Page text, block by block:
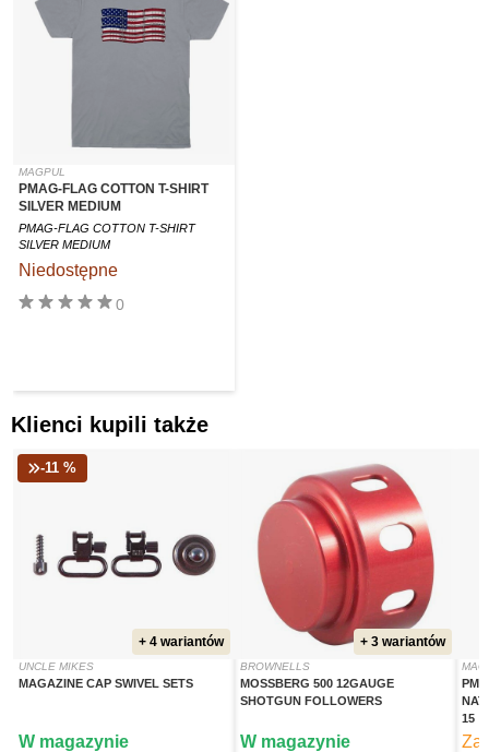
MAGPUL
PMAG-FLAG COTTON T-SHIRT
SILVER MEDIUM
PMAG-FLAG COTTON T-SHIRT
SILVER MEDIUM
0
Niedostępne
Klienci kupili także
-11 %
+ 4 wariantów
UNCLE MIKES
MAGAZINE CAP SWIVEL SETS
W magazynie
+ 3 wariantów
BROWNELLS
MOSSBERG 500 12GAUGE
SHOTGUN FOLLOWERS
W magazynie
15